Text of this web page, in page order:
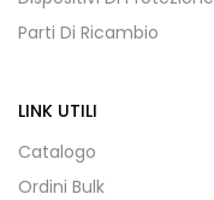
Parti Di Ricambio
LINK UTILI
Catalogo
Ordini Bulk